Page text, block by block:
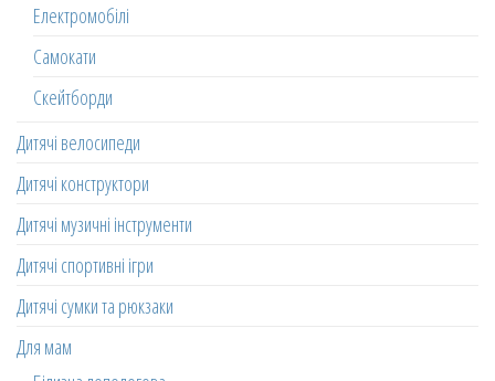
Електромобілі
Самокати
Скейтборди
Дитячі велосипеди
Дитячі конструктори
Дитячі музичні інструменти
Дитячі спортивні ігри
Дитячі сумки та рюкзаки
Для мам